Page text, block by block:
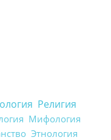
Религия
Мифология
Этнология